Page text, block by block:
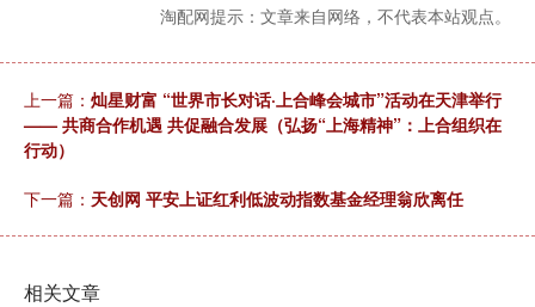
淘配网提示：文章来自网络，不代表本站观点。
上一篇： 灿星财富 “世界市长对话·上合峰会城市”活动在天津举行
—— 共商合作机遇 共促融合发展（弘扬“上海精神”：上合组织在
行动）
下一篇： 天创网 平安上证红利低波动指数基金经理翁欣离任
相关文章